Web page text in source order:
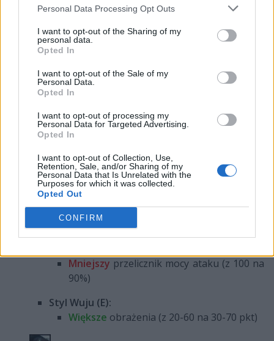
Personal Data Processing Opt Outs
I want to opt-out of the Sharing of my
personal data.
Opted In
I want to opt-out of the Sale of my
Personal Data.
Opted In
I want to opt-out of processing my
Personal Data for Targeted Advertising.
Opted In
I want to opt-out of Collection, Use,
Retention, Sale, and/or Sharing of my
Personal Data that Is Unrelated with the
Purposes for which it was collected.
Opted Out
CONFIRM
Nautilus
Prąd Morski (E):
NOWE:
do 200%
Singed
Rzut (E):
na 10-8 sekund)
Zmodyfikowani bohaterowie
Master Yi
Mniejszy przelicznik mocy ataku (z 100 na
90%)
Styl Wuju (E):
Większe obrażenia (z 20-60 na 30-70 pkt)